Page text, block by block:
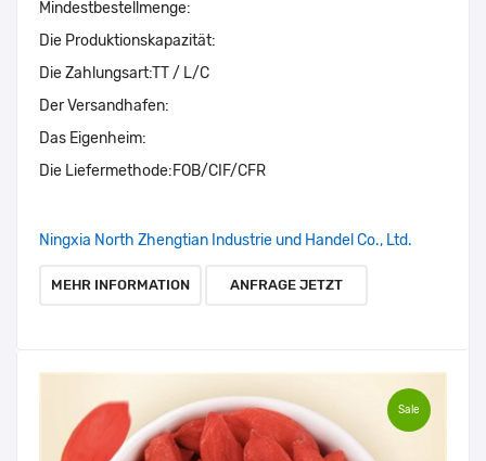
Mindestbestellmenge:
Die Produktionskapazität:
Die Zahlungsart:TT / L/C
Der Versandhafen:
Das Eigenheim:
Die Liefermethode:FOB/CIF/CFR
Ningxia North Zhengtian Industrie und Handel Co., Ltd.
MEHR INFORMATION ANFRAGE JETZT
Sale